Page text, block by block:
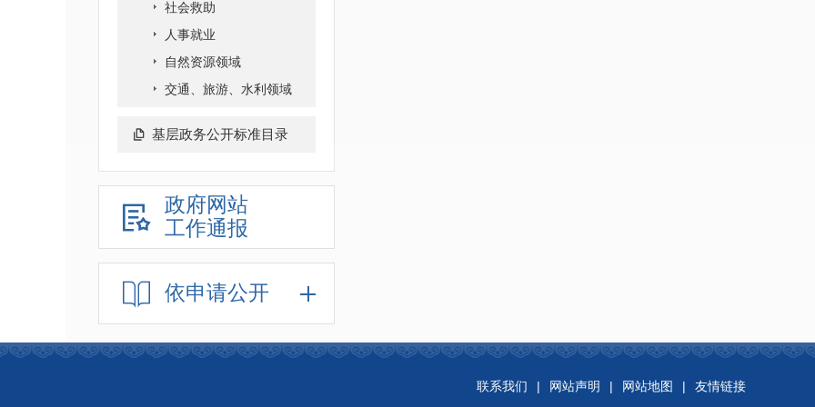
社会救助
人事就业
自然资源领域
交通、旅游、水利领域
基层政务公开标准目录
政府网站
工作通报
依申请公开
联系我们 | 网站声明 | 网站地图 | 友情链接